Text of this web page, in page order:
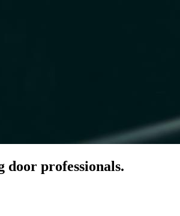
door professionals.